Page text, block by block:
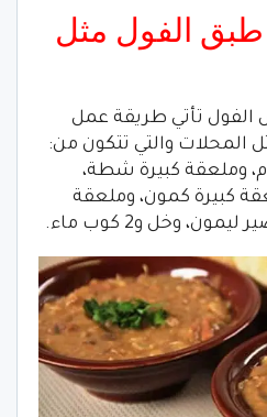
الفول مثل
الفول تأتي طريقة عمل
والتي تتكون من:
وملعقة كبيرة شطة،
كبيرة كمون، وملعقة
وخل و2 كوب ماء.